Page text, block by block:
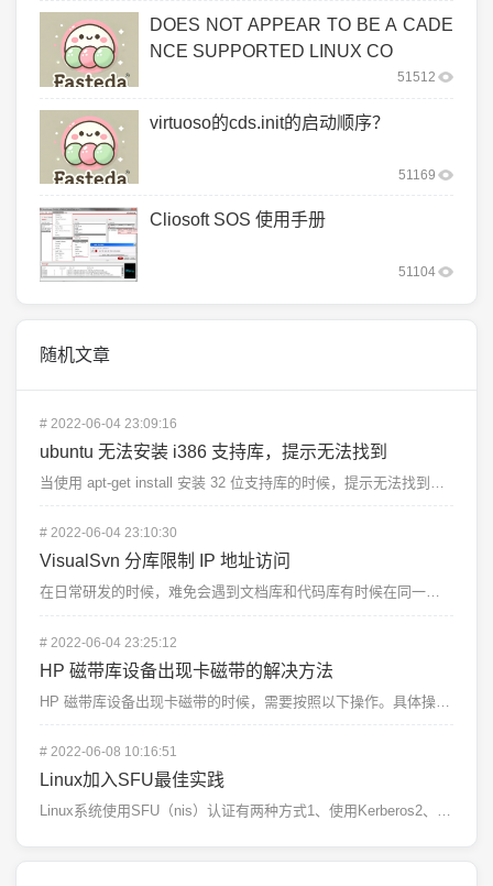
DOES NOT APPEAR TO BE A CADE
NCE SUPPORTED LINUX CO
51512
virtuoso的cds.init的启动顺序？
51169
Cliosoft SOS 使用手册
51104
随机文章
# 2022-06-04 23:09:16
ubuntu 无法安装 i386 支持库，提示无法找到
# 2022-06-04 23:10:30
VisualSvn 分库限制 IP 地址访问
在日常研发的时候，难免会遇到文档库和代码库有时候在同一个 SVN 服务器上的时候，那么如何限制不让代...
# 2022-06-04 23:25:12
HP 磁带库设备出现卡磁带的解决方法
HP 磁带库设备出现卡磁带的时候，需要按照以下操作。具体操作请结合实际情况。1，登录 hp...
# 2022-06-08 10:16:51
Linux加入SFU最佳实践